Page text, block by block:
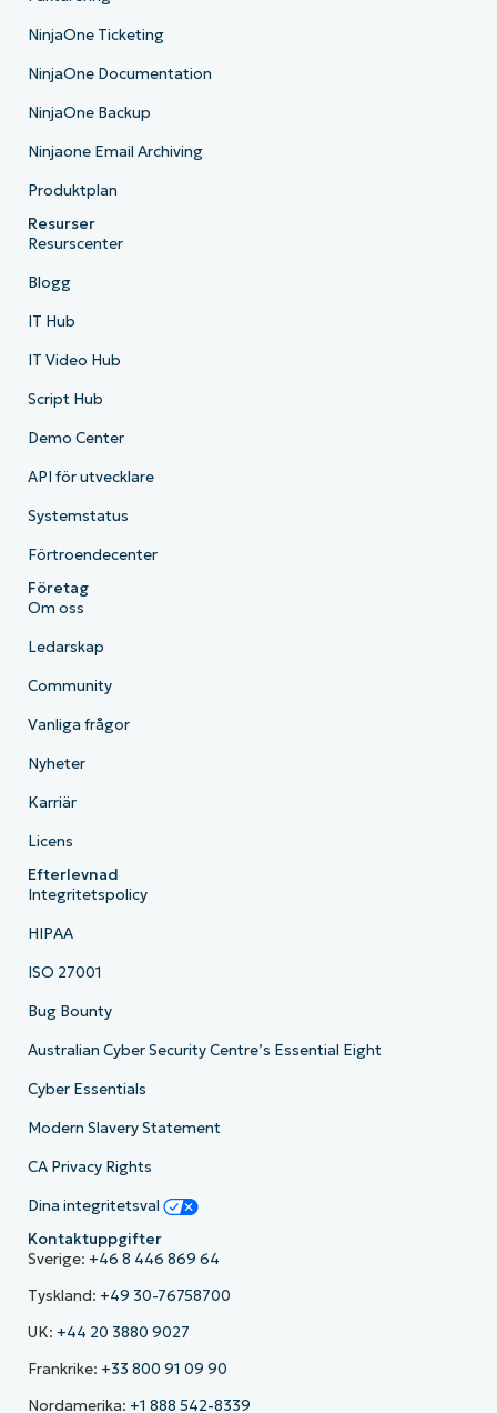
NinjaOne Ticketing
NinjaOne Documentation
NinjaOne Backup
Ninjaone Email Archiving
Produktplan
Resurser
Resurscenter
Blogg
IT Hub
IT Video Hub
Script Hub
Demo Center
API för utvecklare
Systemstatus
Förtroendecenter
Företag
Om oss
Ledarskap
Community
Vanliga frågor
Nyheter
Karriär
Licens
Efterlevnad
Integritetspolicy
HIPAA
ISO 27001
Bug Bounty
Australian Cyber Security Centre’s Essential Eight
Cyber Essentials
Modern Slavery Statement
CA Privacy Rights
Dina integritetsval
Kontaktuppgifter
Sverige: +46 8 446 869 64
Tyskland: +49 30-76758700
UK: +44 20 3880 9027
Frankrike: +33 800 91 09 90
Nordamerika: +1 888 542-8339